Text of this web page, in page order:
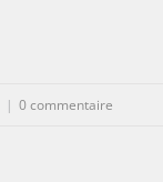
| 0 commentaire